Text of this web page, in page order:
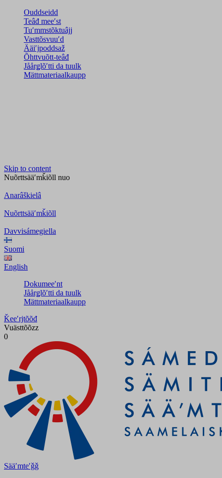
Ouddseidd
Teâđ meeʹst
Tuʹmmstõktuâjj
Vasttõsvuuʹd
Ääiʹjpoddsaž
Õhttvuõtt-teâđ
Jåårǥlõʹtti da tuulk
Mättmateriaalkaupp
Skip to content
Nuõrttsääʹmǩiõll nuo
Anarâškielâ
Nuõrttsääʹmǩiõll
Davvisámegiella
Suomi
English
Dokumeeʹnt
Jåårǥlõʹtti da tuulk
Mättmateriaalkaupp
Ǩeeʹrjtõõđ
Vuästtõõzz
0
Sääʹmteʹǧǧ